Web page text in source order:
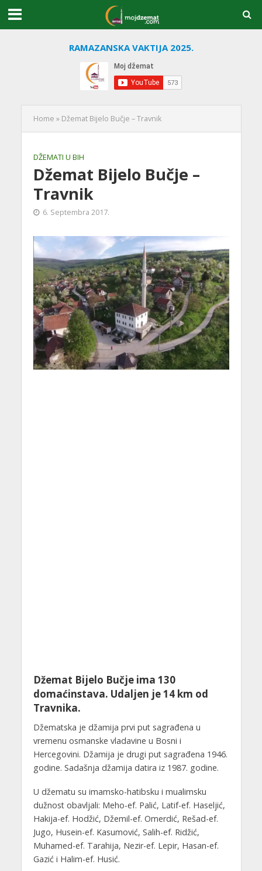
RAMAZANSKA VAKTIJA 2025.
Home » Džemat Bijelo Bučje – Travnik
DŽEMATI U BIH
Džemat Bijelo Bučje –
Travnik
6. Septembra 2017.
Džemat Bijelo Bučje ima 130
domaćinstava. Udaljen je 14 km od
Travnika.
Džematska je džamija prvi put sagrađena u
vremenu osmanske vladavine u Bosni i
Hercegovini. Džamija je drugi put sagrađena 1946.
godine. Sadašnja džamija datira iz 1987. godine.
U džematu su imamsko-hatibsku i mualimsku
dužnost obavljali: Meho-ef. Palić, Latif-ef. Haseljić,
Hakija-ef. Hodžić, Džemil-ef. Omerdić, Rešad-ef.
Jugo, Husein-ef. Kasumović, Salih-ef. Ridžić,
Muhamed-ef. Tarahija, Nezir-ef. Lepir, Hasan-ef.
Gazić i Halim-ef. Husić.